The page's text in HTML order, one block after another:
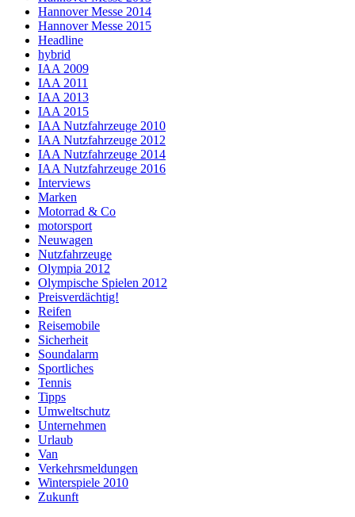
Hannover Messe 2014
Hannover Messe 2015
Headline
hybrid
IAA 2009
IAA 2011
IAA 2013
IAA 2015
IAA Nutzfahrzeuge 2010
IAA Nutzfahrzeuge 2012
IAA Nutzfahrzeuge 2014
IAA Nutzfahrzeuge 2016
Interviews
Marken
Motorrad & Co
motorsport
Neuwagen
Nutzfahrzeuge
Olympia 2012
Olympische Spielen 2012
Preisverdächtig!
Reifen
Reisemobile
Sicherheit
Soundalarm
Sportliches
Tennis
Tipps
Umweltschutz
Unternehmen
Urlaub
Van
Verkehrsmeldungen
Winterspiele 2010
Zukunft